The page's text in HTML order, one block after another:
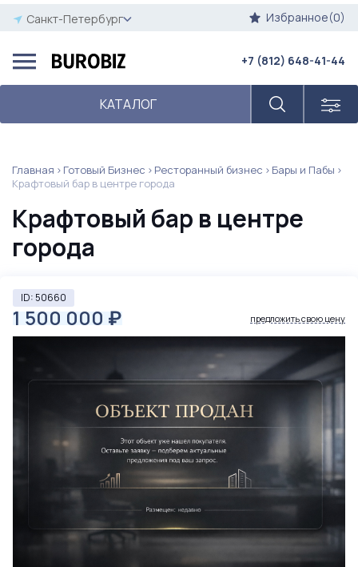
Санкт-Петербург Избранное(0)
КАТАЛОГ
+7 (812) 648-41-44
Главная Готовый Бизнес Ресторанный бизнес
Бары и Пабы
Крафтовый бар в центре города
Крафтовый бар в центре
города
ID: 50660
1 500 000 ₽ предложить свою цену